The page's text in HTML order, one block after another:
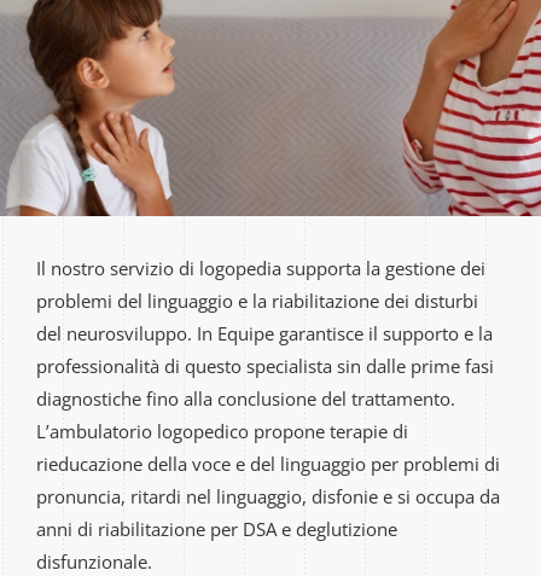
Gallery
Contatti
Il nostro servizio di logopedia supporta la gestione dei
problemi del linguaggio e la riabilitazione dei disturbi
del neurosviluppo. In Equipe garantisce il supporto e la
professionalità di questo specialista sin dalle prime fasi
diagnostiche fino alla conclusione del trattamento.
L’ambulatorio logopedico propone terapie di
rieducazione della voce e del linguaggio per problemi di
pronuncia, ritardi nel linguaggio, disfonie e si occupa da
anni di riabilitazione per DSA e deglutizione
disfunzionale.